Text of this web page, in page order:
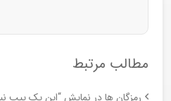
مطالب مرتبط
رمزگان ها در نمایش “این یک پیپ